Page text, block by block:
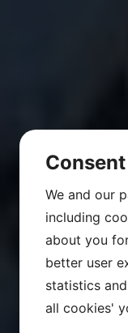
We and our
including
about you
better user
statistics
all cookies'